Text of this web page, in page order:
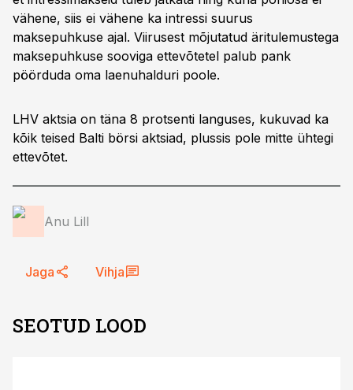
vähene, siis ei vähene ka intressi suurus
maksepuhkuse ajal. Viirusest mõjutatud äritulemustega
maksepuhkuse sooviga ettevõtetel palub pank
pöörduda oma laenuhalduri poole.
LHV aktsia on täna 8 protsenti languses, kukuvad ka
kõik teised Balti börsi aktsiad, plussis pole mitte ühtegi
ettevõtet.
Anu Lill
Jaga Vihja
SEOTUD LOOD